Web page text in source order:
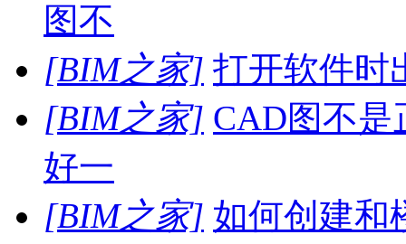
图不
[BIM之家] 打开软件时
[BIM之家] CAD图不是
好一
[BIM之家] 如何创建和